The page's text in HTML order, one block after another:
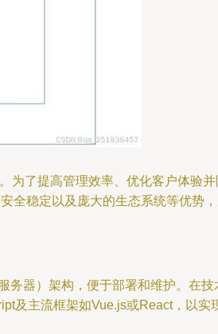
为了提高管理效率、优化客户体验
全稳定以及庞大的生态系统等优势
器）架构，便于部署和维护。在
及主流框架如Vue.js或React，以实